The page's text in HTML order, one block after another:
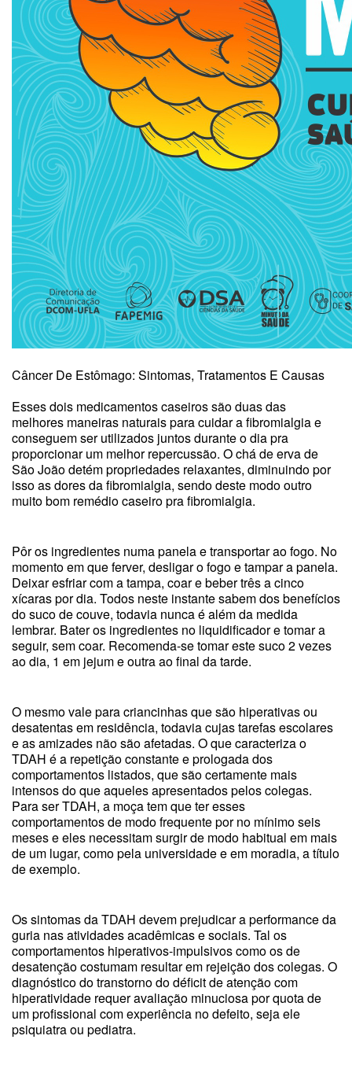
Câncer De Estômago: Sintomas, Tratamentos E Causas
Esses dois medicamentos caseiros são duas das
melhores maneiras naturais para cuidar a fibromialgia e
conseguem ser utilizados juntos durante o dia pra
proporcionar um melhor repercussão. O chá de erva de
São João detém propriedades relaxantes, diminuindo por
isso as dores da fibromialgia, sendo deste modo outro
muito bom remédio caseiro pra fibromialgia.
Pôr os ingredientes numa panela e transportar ao fogo. No
momento em que ferver, desligar o fogo e tampar a panela.
Deixar esfriar com a tampa, coar e beber três a cinco
xícaras por dia. Todos neste instante sabem dos benefícios
do suco de couve, todavia nunca é além da medida
lembrar. Bater os ingredientes no liquidificador e tomar a
seguir, sem coar. Recomenda-se tomar este suco 2 vezes
ao dia, 1 em jejum e outra ao final da tarde.
O mesmo vale para criancinhas que são hiperativas ou
desatentas em residência, todavia cujas tarefas escolares
e as amizades não são afetadas. O que caracteriza o
TDAH é a repetição constante e prologada dos
comportamentos listados, que são certamente mais
intensos do que aqueles apresentados pelos colegas.
Para ser TDAH, a moça tem que ter esses
comportamentos de modo frequente por no mínimo seis
meses e eles necessitam surgir de modo habitual em mais
de um lugar, como pela universidade e em moradia, a título
de exemplo.
Os sintomas da TDAH devem prejudicar a performance da
guria nas atividades acadêmicas e sociais. Tal os
comportamentos hiperativos-impulsivos como os de
desatenção costumam resultar em rejeição dos colegas. O
diagnóstico do transtorno do déficit de atenção com
hiperatividade requer avaliação minuciosa por quota de
um profissional com experiência no defeito, seja ele
psiquiatra ou pediatra.